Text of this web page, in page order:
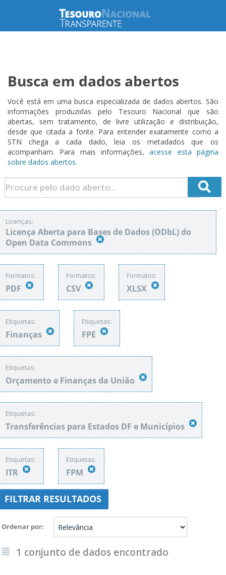
Busca em dados abertos
Você está em uma busca especializada de dados abertos. São
informações produzidas pelo Tesouro Nacional que são
abertas, sem tratamento, de livre utilização e distribuição,
desde que citada a fonte. Para entender exatamente como a
STN chega a cada dado, leia os metadados que os
acompanham. Para mais informações,acesse esta página
sobre dados abertos.
Licenças:
Licença Aberta para Bases de Dados (ODbL) do
Open Data Commons
Formatos:
PDF
Formatos:
CSV
Formatos:
XLSX
Etiquetas:
Finanças
Etiquetas:
FPE
Etiquetas:
Orçamento e Finanças da União
Etiquetas:
Transferências para Estados DF e Municípios
Etiquetas:
ITR
Etiquetas:
FPM
FILTRAR RESULTADOS
Ordenar por
1 conjunto de dados encontrado